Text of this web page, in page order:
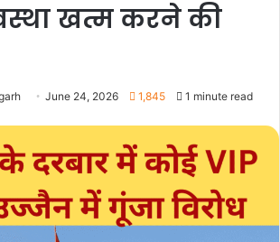
खत्म करने की
June 24, 2026 1,845 1 minute read